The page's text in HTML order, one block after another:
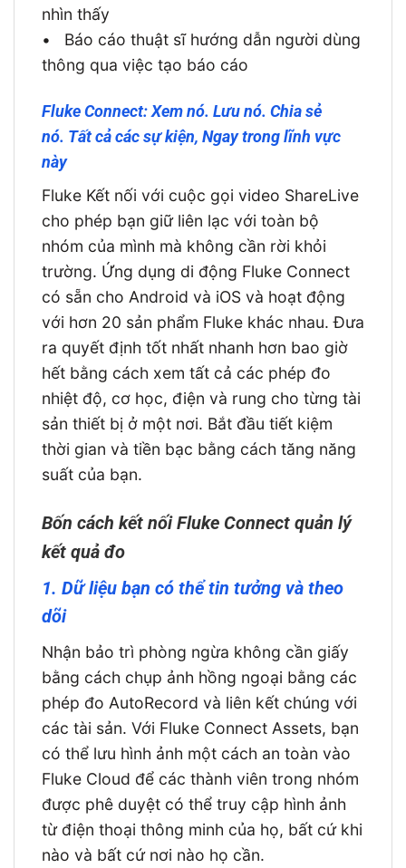
nhìn thấy
• Báo cáo thuật sĩ hướng dẫn người dùng
thông qua việc tạo báo cáo
Fluke Connect: Xem nó. Lưu nó. Chia sẻ
nó. Tất cả các sự kiện, Ngay trong lĩnh vực
này
Fluke Kết nối với cuộc gọi video ShareLive
cho phép bạn giữ liên lạc với toàn bộ
nhóm của mình mà không cần rời khỏi
trường. Ứng dụng di động Fluke Connect
có sẵn cho Android và iOS và hoạt động
với hơn 20 sản phẩm Fluke khác nhau. Đưa
ra quyết định tốt nhất nhanh hơn bao giờ
hết bằng cách xem tất cả các phép đo
nhiệt độ, cơ học, điện và rung cho từng tài
sản thiết bị ở một nơi. Bắt đầu tiết kiệm
thời gian và tiền bạc bằng cách tăng năng
suất của bạn.
Bốn cách kết nối Fluke Connect quản lý
kết quả đo
1. Dữ liệu bạn có thể tin tưởng và theo
dõi
Nhận bảo trì phòng ngừa không cần giấy
bằng cách chụp ảnh hồng ngoại bằng các
phép đo AutoRecord và liên kết chúng với
các tài sản. Với Fluke Connect Assets, bạn
có thể lưu hình ảnh một cách an toàn vào
Fluke Cloud để các thành viên trong nhóm
được phê duyệt có thể truy cập hình ảnh
từ điện thoại thông minh của họ, bất cứ khi
nào và bất cứ nơi nào họ cần.